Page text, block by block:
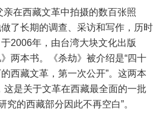
在西藏文革中拍摄的数百张照
了长期的调查、采访和写作，历时
2006年，由台湾大块文化出版
两本书。《杀劫》被介绍是“四十
西藏文革，第一次公开”。这两本
这是关于文革在西藏最全面的一批
究的西藏部分因此不再空白”。